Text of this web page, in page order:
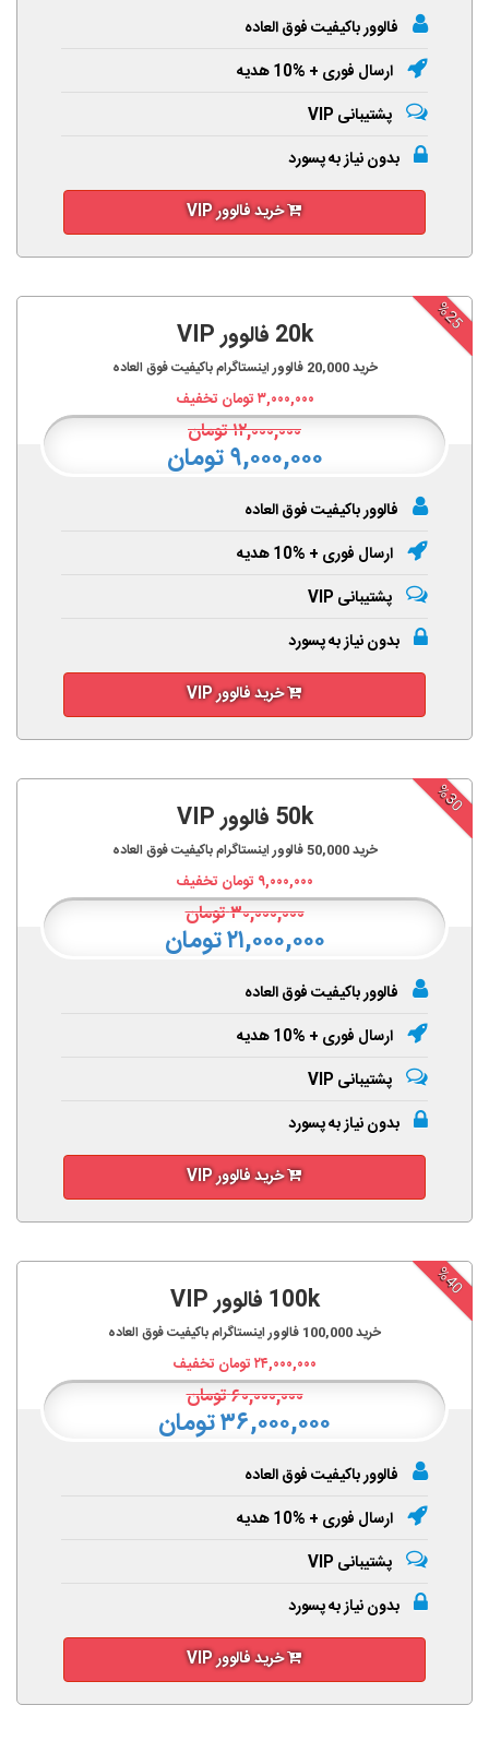
فالوور باکیفیت فوق العاده
ارسال فوری + %10 هدیه
پشتیبانی VIP
بدون نیاز به پسورد
خرید فالوور VIP
%25
20k فالوور VIP
خرید20,000 فالوور اینستاگرام باکیفیت فوق العاده
۳,۰۰۰,۰۰۰تومان تخفیف
۱۲,۰۰۰,۰۰۰تومان
۹,۰۰۰,۰۰۰ تومان
فالوور باکیفیت فوق العاده
ارسال فوری + %10 هدیه
پشتیبانی VIP
بدون نیاز به پسورد
خرید فالوور VIP
%30
50k فالوور VIP
خرید50,000فالوور اینستاگرام باکیفیت فوق العاده
۹,۰۰۰,۰۰۰ تومان تخفیف
۳۰,۰۰۰,۰۰۰تومان
۲۱,۰۰۰,۰۰۰ تومان
فالوور باکیفیت فوق العاده
ارسال فوری + %10 هدیه
پشتیبانی VIP
بدون نیاز به پسورد
خرید فالوور VIP
%40
100k فالوور VIP
خرید100,000 فالوور اینستاگرام باکیفیت فوق العاده
۲۴,۰۰۰,۰۰۰تومان تخفیف
۶۰,۰۰۰,۰۰۰تومان
۳۶,۰۰۰,۰۰۰ تومان
فالوور باکیفیت فوق العاده
ارسال فوری + %10 هدیه
پشتیبانی VIP
بدون نیاز به پسورد
خرید فالوور VIP